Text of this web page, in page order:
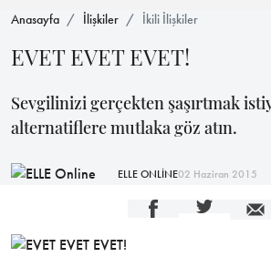
Anasayfa İlişkiler İkili İlişkiler
EVET EVET EVET!
Sevgilinizi gerçekten şaşırtmak
alternatiflere mutlaka göz atın.
ELLE ONLİNE02 Haziran 2015